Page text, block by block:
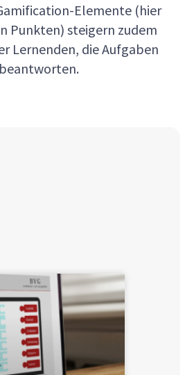
Elemente (hier
Punkten) steigern zudem
Lernenden, die Aufgaben